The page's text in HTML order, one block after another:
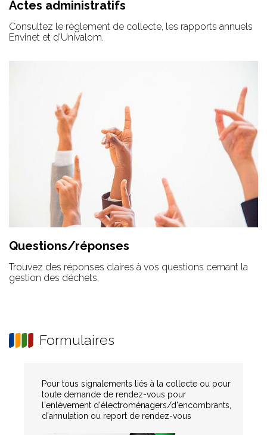
Actes administratifs
Consultez le règlement de collecte, les rapports annuels
Envinet et d'Univalom.
Questions/réponses
Trouvez des réponses claires à vos questions cernant la
gestion des déchets.
Formulaires
Pour tous signalements liés à la collecte ou pour
toute demande de rendez-vous pour
l'enlèvement d'électroménagers/d'encombrants,
d'annulation ou report de rendez-vous